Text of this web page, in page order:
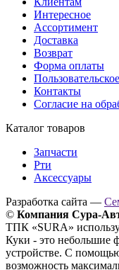
Интересное
Ассортимент
Доставка
Возврат
Форма оплаты
Контакты
Согласие на
Каталог товаров
Запчасти
Рти
Аксессуары
Разработка сайта —
© Компания Сура-
ТПК «SURA»
Куки - это небольшие
устройстве. С
возможность